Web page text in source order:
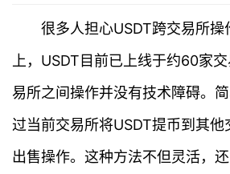
很多人担心USDT跨交易所
上，USDT目前已上线于约60家
易所之间操作并没有技术障碍。
过当前交易所将USDT提币到其
出售操作。这种方法不但灵活，